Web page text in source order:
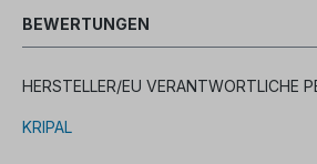
BEWERTUNGEN
HERSTELLER/EU VERANTWORTLICHE
KRIPAL